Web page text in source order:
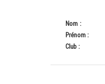
Nom :
Prénom :
Club :